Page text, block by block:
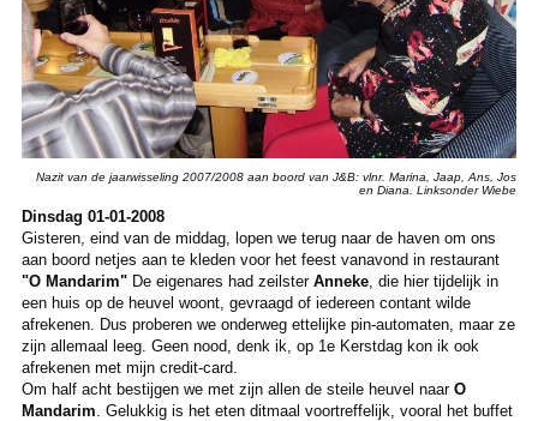
Nazit van de jaarwisseling 2007/2008 aan boord van J&B: vlnr. Marina, Jaap, Ans, Jos
en Diana. Linksonder Wiebe
Dinsdag 01-01-2008
Gisteren, eind van de middag, lopen we terug naar de haven om ons
aan boord netjes aan te kleden voor het feest vanavond in restaurant
"O Mandarim"De eigenares had zeilster Anneke, die hier tijdelijk in
een huis op de heuvel woont, gevraagd of iedereen contant wilde
afrekenen. Dus proberen we onderweg ettelijke pin-automaten, maar ze
zijn allemaal leeg. Geen nood, denk ik, op 1e Kerstdag kon ik ook
afrekenen met mijn credit-card.
Om half acht bestijgen we met zijn allen de steile heuvel naar O
Mandarim . Gelukkig is het eten ditmaal voortreffelijk, vooral het buffet